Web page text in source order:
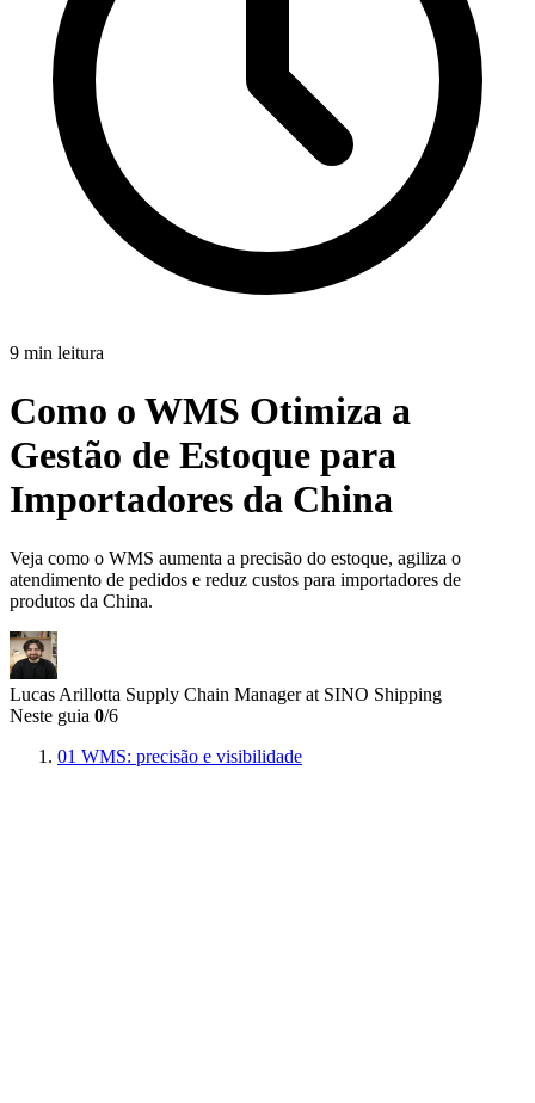
9 min leitura
Como o WMS Otimiza a
Gestão de Estoque para
Importadores da China
Veja como o WMS aumenta a precisão do estoque, agiliza o
atendimento de pedidos e reduz custos para importadores de
produtos da China.
Lucas Arillotta Supply Chain Manager at SINO Shipping
Neste guia 0/6
01 WMS: precisão e visibilidade